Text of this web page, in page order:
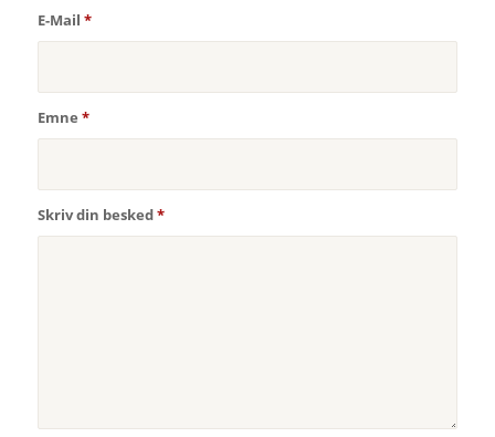
E-Mail *
Emne *
Skriv din besked*